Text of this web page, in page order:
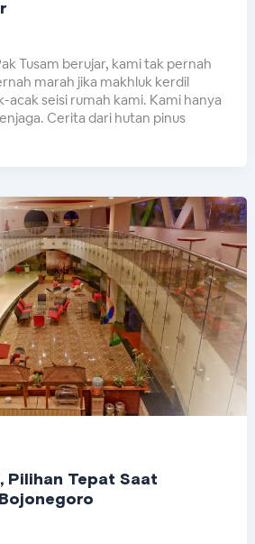
Tusam berujar, kami tak pernah
marah jika makhluk kerdil
acak seisi rumah kami. Kami hanya
Cerita dari hutan pinus
Pilihan Tepat Saat